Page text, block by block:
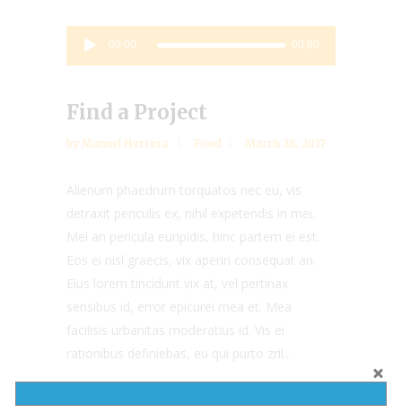
Audio
00:00 00:00
Find a Project
by Manuel Herrera Food March 28, 2017
Alienum phaedrum torquatos nec eu, vis
detraxit periculis ex, nihil expetendis in mei.
Mei an pericula euripidis, hinc partem ei est.
Eos ei nisl graecis, vix aperiri consequat an.
Eius lorem tincidunt vix at, vel pertinax
sensibus id, error epicurei mea et. Mea
facilisis urbanitas moderatius id. Vis ei
rationibus definiebas, eu qui purto zril...